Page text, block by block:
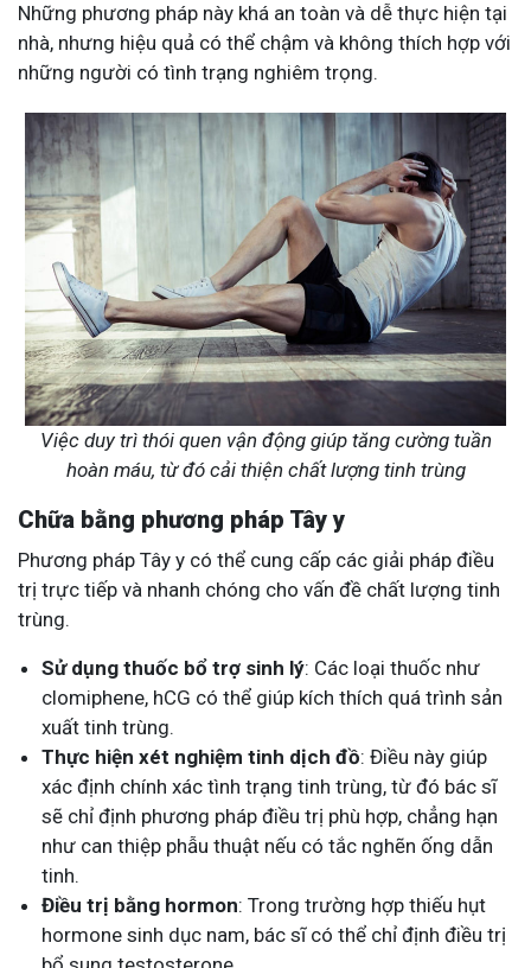
Những phương pháp này khá an toàn và dễ thực hiện tại
nhà, nhưng hiệu quả có thể chậm và không thích hợp với
những người có tình trạng nghiêm trọng.
Việc duy trì thói quen vận động giúp tăng cường tuần
hoàn máu, từ đó cải thiện chất lượng tinh trùng
Chữa bằng phương pháp Tây y
Phương pháp Tây y có thể cung cấp các giải pháp điều
trị trực tiếp và nhanh chóng cho vấn đề chất lượng tinh
trùng.
Sử dụng thuốc bổ trợ sinh lý: Các loại thuốc như
clomiphene, hCG có thể giúp kích thích quá trình sản
xuất tinh trùng.
Thực hiện xét nghiệm tinh dịch đồ: Điều này giúp
xác định chính xác tình trạng tinh trùng, từ đó bác sĩ
sẽ chỉ định phương pháp điều trị phù hợp, chẳng hạn
như can thiệp phẫu thuật nếu có tắc nghẽn ống dẫn
tinh.
Điều trị bằng hormon: Trong trường hợp thiếu hụt
hormone sinh dục nam, bác sĩ có thể chỉ định điều trị